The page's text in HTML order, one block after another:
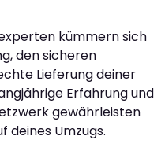
kümmern sich
den sicheren
Lieferung deiner
Erfahrung und
gewährleisten
deines Umzugs.